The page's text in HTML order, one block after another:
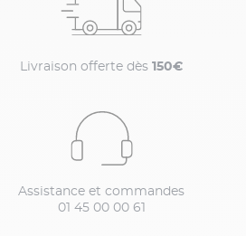
Livraison offerte dès 150€
Assistance et commandes
01 45 00 00 61